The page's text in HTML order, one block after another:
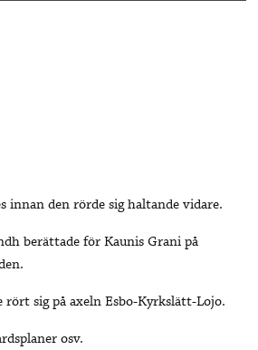
innan den rörde sig haltande vidare.
berättade för Kaunis Grani på
sig på axeln Esbo-Kyrkslätt-Lojo.
osv.